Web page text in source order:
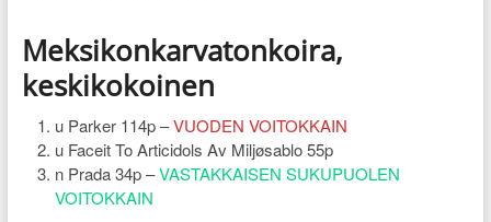
Meksikonkarvatonkoira,
keskikokoinen
u Parker 114p –VUODEN VOITOKKAIN
u Faceit To Articidols Av Miljøsablo 55p
n Prada 34p –VASTAKKAISEN SUKUPUOLEN
VOITOKKAIN